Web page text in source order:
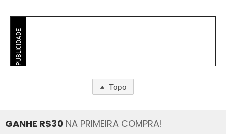
PUBLICIDADE
Topo
GANHE R$30 NA PRIMEIRA COMPRA!